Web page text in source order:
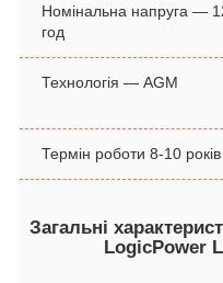
Номінальна напруга ―
год
Технологія ― AGM
Термін роботи 8-10 років
Загальні
LogicPower